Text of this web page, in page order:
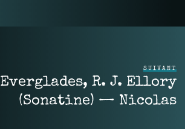
SUIVANT
Everglades, R. J. Ellory
(Sonatine) — Nicolas